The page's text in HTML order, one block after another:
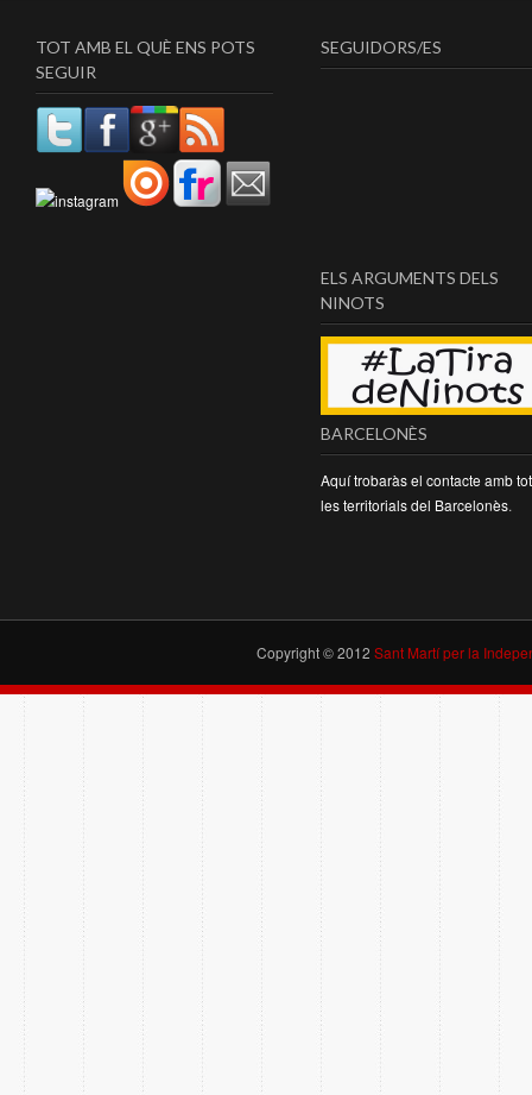
TOT AMB EL QUÈ ENS POTS
SEGUIR
SEGUIDORS/ES
ELS ARGUMENTS DELS
NINOTS
BARCELONÈS
Aquí trobaràs el contacte amb
les territorials del Barcelonès.
Copyright © 2012 Sant Martí per la